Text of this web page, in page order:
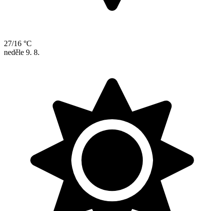
27/16 °C
neděle 9. 8.